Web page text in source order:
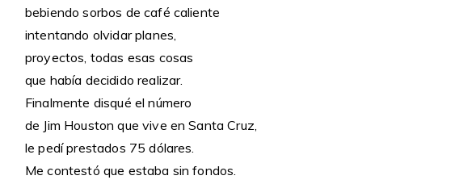
bebiendo sorbos de café caliente
intentando olvidar planes,
proyectos, todas esas cosas
que había decidido realizar.
Finalmente disqué el número
de Jim Houston que vive en Santa Cruz,
le pedí prestados 75 dólares.
Me contestó que estaba sin fondos.